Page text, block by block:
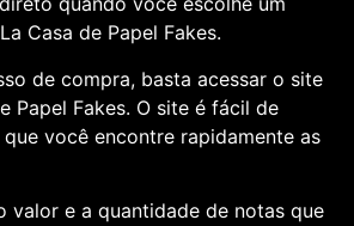
Casa de Papel Fakes.
de compra, basta acessar o site
Papel Fakes. O site é fácil de
você encontre rapidamente as
valor e a quantidade de notas que